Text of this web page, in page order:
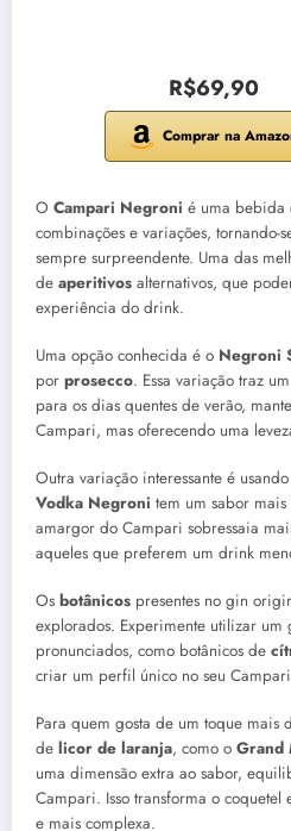
R$69,90
Comprar na
O Campari Negroni é uma bebida
combinações e variações, tornando-
sempre surpreendente. Uma das
de aperitivos alternativos, que
experiência do drink.
Uma opção conhecida é o Negroni
por prosecco. Essa variação traz
para os dias quentes de verão,
Campari, mas oferecendo uma
Outra variação interessante é usando
Vodka Negroni tem um sabor
amargor do Campari sobressaia
aqueles que preferem um drink
Os botânicos presentes no gin
explorados. Experimente utilizar um
pronunciados, como botânicos de
criar um perfil único no seu
Para quem gosta de um toque mais
de licor de laranja, como o Grand
uma dimensão extra ao sabor,
Campari. Isso transforma o coquetel
e mais complexa.